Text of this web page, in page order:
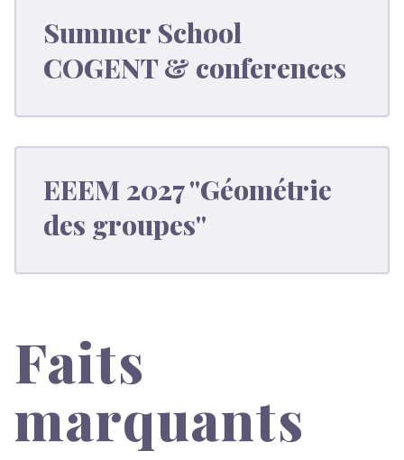
Summer School
COGENT & conferences
EEEM 2027 "Géométrie
des groupes"
Faits
marquants